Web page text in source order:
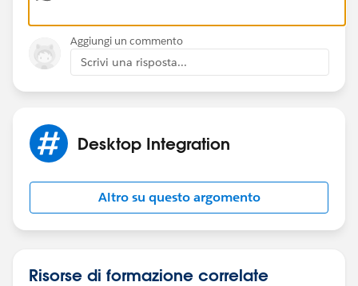
Aggiungi un commento
Scrivi una risposta...
Desktop Integration
Altro su questo argomento
Risorse di formazione correlate